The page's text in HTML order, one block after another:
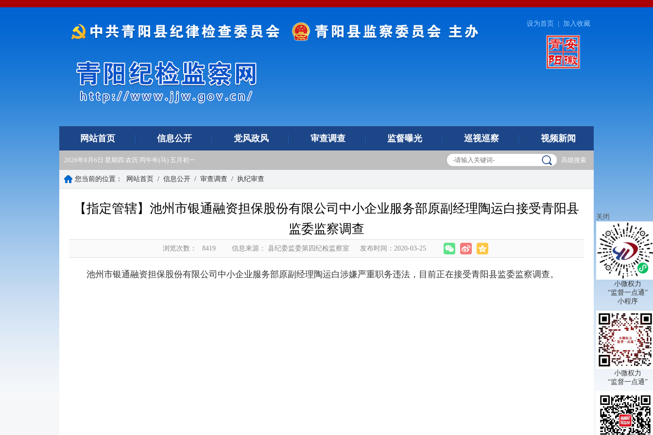
设为首页 加入收藏
网站首页 信息公开 党风政风 审查调查 监督曝光 巡视巡察 视频新闻
2026年8月6日 星期四 农历 丙午年(马) 五月初一 高级搜索
您当前的位置： 网站首页 / 信息公开 / 审查调查 / 执纪审查
【指定管辖】池州市银通融资担保股份有限公司中小企业服务部原副经理陶运白接受青阳县
监委监察调查
浏览次数： 8419 信息来源： 县纪委监委第四纪检监察室 发布时间：2020-03-25
池州市银通融资担保股份有限公司中小企业服务部原副经理陶运白涉嫌严重职务违法，目前正在接受青阳县监委监察调查。
关闭
小微权力
“监督一点通”
小程序
小微权力
“监督一点通”